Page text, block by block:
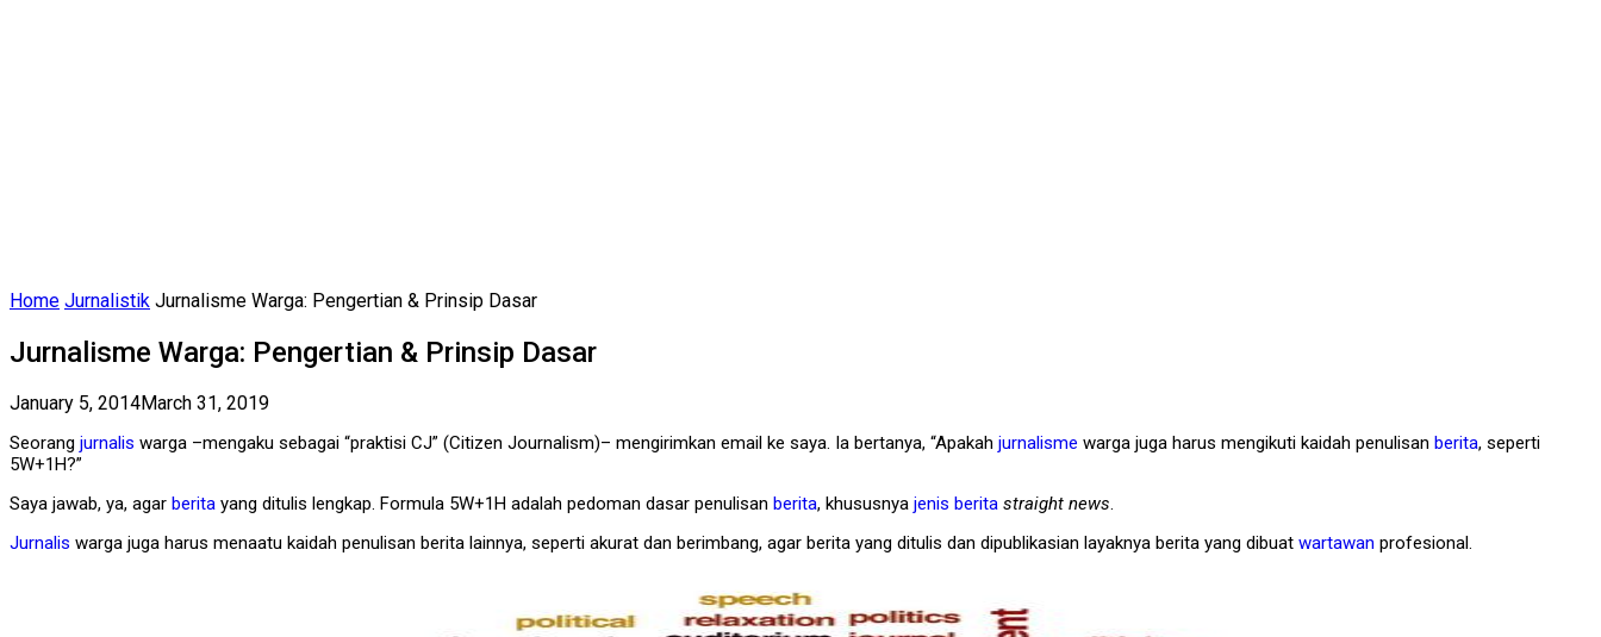
Home Jurnalistik Jurnalisme Warga: Pengertian & Prinsip Dasar
Jurnalisme Warga: Pengertian & Prinsip Dasar
January 5, 2014March 31, 2019
Seorang jurnalis warga –mengaku sebagai “praktisi CJ” (Citizen Journalism)– mengirimkan email ke saya. Ia bertanya, “Apakah jurnalisme warga juga harus mengikuti kaidah penulisan berita, seperti
5W+1H?”
Saya jawab, ya, agar berita yang ditulis lengkap. Formula 5W+1H adalah pedoman dasar penulisan berita, khususnya jenis berita straight news.
Jurnalis warga juga harus menaatu kaidah penulisan berita lainnya, seperti akurat dan berimbang, agar berita yang ditulis dan dipublikasian layaknya berita yang dibuat wartawan profesional.